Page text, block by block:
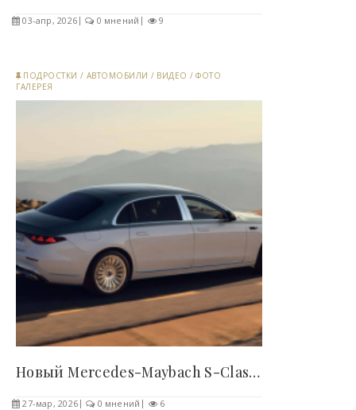
03-апр, 2026 0 мнений 9
ПОДРОСТКИ / АВТОМОБИЛИ / ВИДЕО /ФОТО
ГАЛЕРЕЯ
Новый Mercedes-Maybach S-Class (10 фото) -..
27-мар, 2026 0 мнений 6